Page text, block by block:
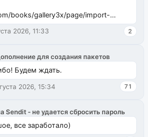
books/gallery3x/page/import-
2026, 11:33 2
для создания пакетов
Будем ждать.
2026, 15:34 71
Sendit - не удается сбросить пароль
все заработало)